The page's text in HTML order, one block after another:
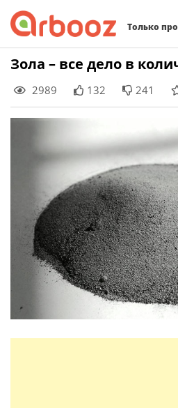
Только
Skip
content
Зола – все дело в
2989 132 241
Найти: